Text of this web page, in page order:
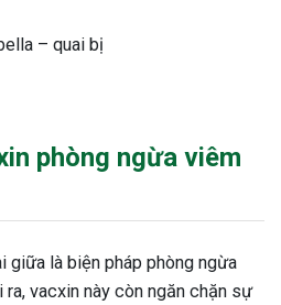
– quai bị
phòng ngừa viêm
giữa là biện pháp phòng ngừa
ra, vacxin này còn ngăn chặn sự